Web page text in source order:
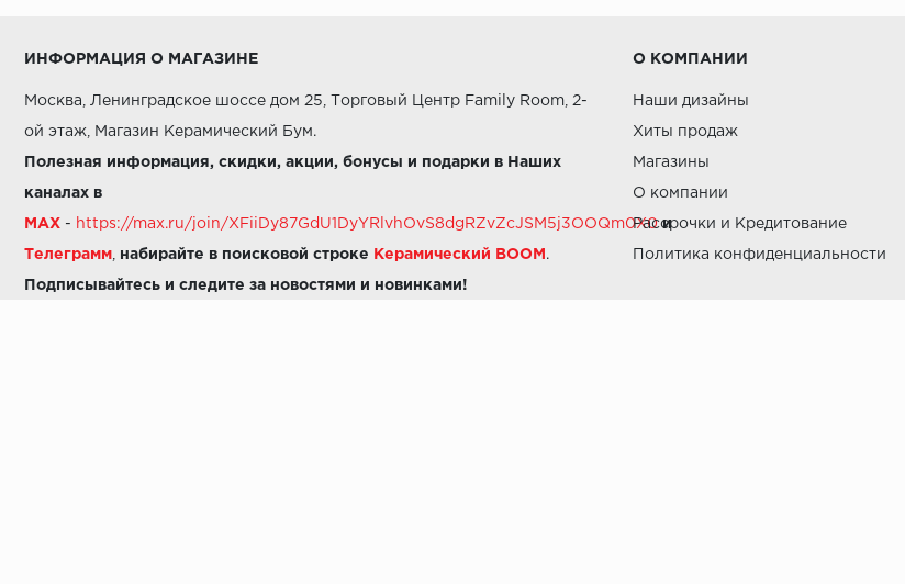
ИНФОРМАЦИЯ О МАГАЗИНЕ
Москва, Ленинградское шоссе дом 25, Торговый Центр Family Room, 2-
ой этаж, Магазин Керамический Бум.
Полезная информация, скидки, акции, бонусы и подарки в Наших
каналах в
MAX - https://max.ru/join/XFiiDy87GdU1DyYRlvhOvS8dgRZvZcJSM5j3OOQm0X0 и
Телеграмм набирайте в поисковой строке Керамический BOOM .
Подписывайтесь и следите за новостями и новинками!
О КОМПАНИИ
Наши дизайны
Хиты продаж
Магазины
О компании
Рассрочки и Кредитование
Политика конфиденциальности